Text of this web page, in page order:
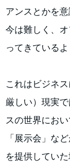
アンスとかを
今は難しく、
ってきているよ
これはビジネ
厳しい）現実
スの世界にお
「展示会」な
を提供してい